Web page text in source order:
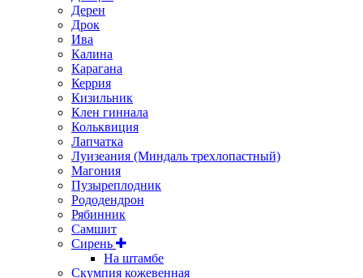
Дерен
Дрок
Ива
Калина
Карагана
Керрия
Кизильник
Клен гиннала
Кольквиция
Лапчатка
Луизеания (Миндаль трехлопастный)
Магония
Пузыреплодник
Рододендрон
Рябинник
Самшит
Сирень
На штамбе
Скумпия кожевенная